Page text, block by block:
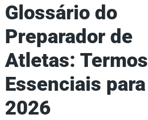
Glossário do
Preparador de
Atletas: Termos
Essenciais para
2026